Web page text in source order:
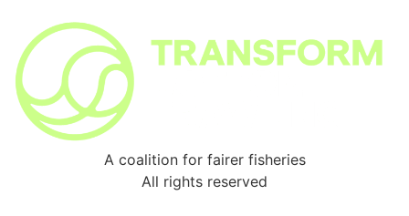
A coalition for fairer fisheries
All rights reserved